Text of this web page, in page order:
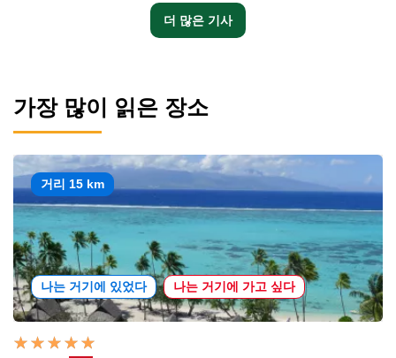
더 많은 기사
가장 많이 읽은 장소
거리 15 km
나는 거기에 있었다 나는 거기에 가고 싶다